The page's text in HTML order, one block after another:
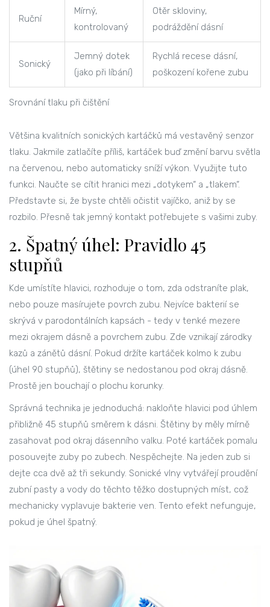
Srovnání tlaku při čištění
Ruční
Mírný,
kontrolovaný
Otěr skloviny,
podráždění dásní
Sonický
Jemný dotek
(jako při líbání)
Rychlá recese dásní,
poškození kořene zubu
Většina kvalitních sonických kartáčků má vestavěný senzor
tlaku. Jakmile zatlačíte příliš, kartáček buď změní barvu světla
na červenou, nebo automaticky sníží výkon. Využijte tuto
funkci. Naučte se cítit hranici mezi „dotykem“ a „tlakem“.
Představte si, že byste chtěli očistit vajíčko, aniž by se
rozbilo. Přesně tak jemný kontakt potřebujete s vašimi zuby.
2. Špatný úhel: Pravidlo 45
stupňů
Kde umístíte hlavici, rozhoduje o tom, zda odstraníte plak,
nebo pouze masírujete povrch zubu. Nejvíce bakterií se
skrývá v parodontálních kapsách - tedy v tenké mezere
mezi okrajem dásně a povrchem zubu. Zde vznikají zárodky
kazů a zánětů dásní. Pokud držíte kartáček kolmo k zubu
(úhel 90 stupňů), štětiny se nedostanou pod okraj dásně.
Prostě jen bouchají o plochu korunky.
Správná technika je jednoduchá: nakloňte hlavici pod úhlem
přibližně 45 stupňů směrem k dásni. Štětiny by měly mírně
zasahovat pod okraj dásenního valku. Poté kartáček pomalu
posouvejte zuby po zubech. Nespěchejte. Na jeden zub si
dejte cca dvě až tři sekundy. Sonické vlny vytvářejí proudění
zubní pasty a vody do těchto těžko dostupných míst, což
mechanicky vyplavuje bakterie ven. Tento efekt nefunguje,
pokud je úhel špatný.